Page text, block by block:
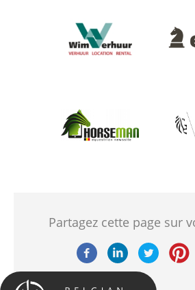
Afbeelding
Afbeelding
Partagez cette page sur